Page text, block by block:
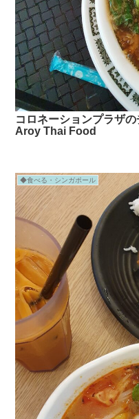
コロネーションプラザ
Aroy Thai Food
◆食べる・シンガポール